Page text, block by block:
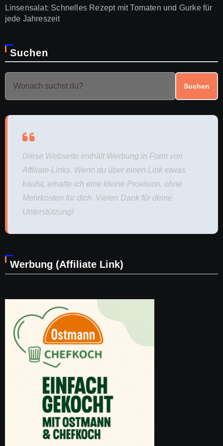
Linsensalat: Schnelles Rezept mit Tomaten und Gurke für
jede Jahreszeit
Suchen
Suchen
Diese Webseite enthält Werbung in Form von
Affiliate-Links. Wenn du über einen Link etwas
kaufst, erhalte ich eine kleine Provision, ohne
Mehrkosten für dich. Vielen Dank für deine
Unterstützung!
Werbung (Affiliate Link)